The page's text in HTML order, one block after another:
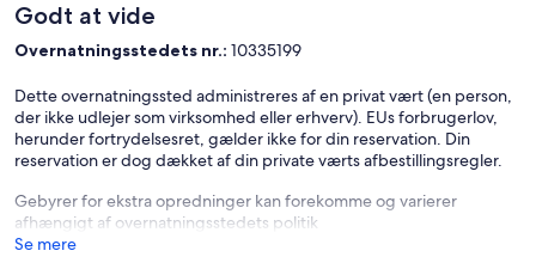
Godt at vide
Overnatningsstedets nr.: 10335199
Dette overnatningssted administreres af en privat vært (en person,
der ikke udlejer som virksomhed eller erhverv). EUs forbrugerlov,
herunder fortrydelsesret, gælder ikke for din reservation. Din
reservation er dog dækket af din private værts afbestillingsregler.
Gebyrer for ekstra opredninger kan forekomme og varierer
afhængigt af overnatningsstedets politik
Se mere